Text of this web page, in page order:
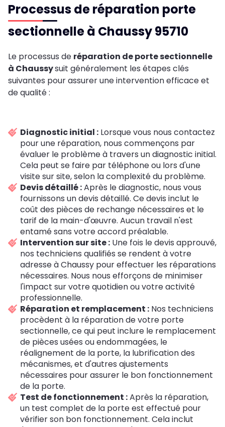
Processus de réparation porte
sectionnelle à Chaussy 95710
Le processus de réparation de porte sectionnelle
à Chaussysuit généralement les étapes clés
suivantes pour assurer une intervention efficace et
de qualité :
Diagnostic initial : Lorsque vous nous contactez
pour une réparation, nous commençons par
évaluer le problème à travers un diagnostic initial.
Cela peut se faire par téléphone ou lors d'une
visite sur site, selon la complexité du problème.
Devis détaillé :Après le diagnostic, nous vous
fournissons un devis détaillé. Ce devis inclut le
coût des pièces de rechange nécessaires et le
tarif de la main-d'œuvre. Aucun travail n'est
entamé sans votre accord préalable.
Intervention sur site : Une fois le devis approuvé,
nos techniciens qualifiés se rendent à votre
adresse à Chaussy pour effectuer les réparations
nécessaires. Nous nous efforçons de minimiser
l'impact sur votre quotidien ou votre activité
professionnelle.
Réparation et remplacement : Nos techniciens
procèdent à la réparation de votre porte
sectionnelle, ce qui peut inclure le remplacement
de pièces usées ou endommagées, le
réalignement de la porte, la lubrification des
mécanismes, et d'autres ajustements
nécessaires pour assurer le bon fonctionnement
de la porte.
Test de fonctionnement :Après la réparation,
un test complet de la porte est effectué pour
vérifier son bon fonctionnement. Cela inclut